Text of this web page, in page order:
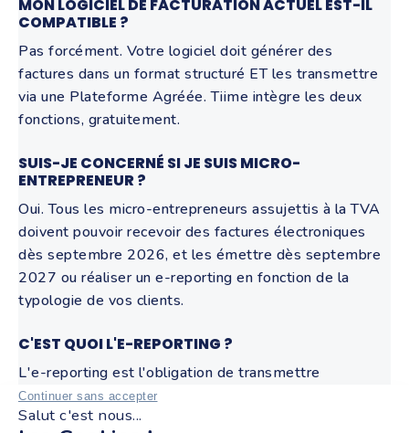
Continuer sans accepter
Salut c'est nous...
MON LOGICIEL DE FACTURATION ACTUEL EST-IL
COMPATIBLE ?
Pas forcément. Votre logiciel doit générer des
factures dans un format structuré ET les transmettre
via une Plateforme Agréée. Tiime intègre les deux
fonctions, gratuitement.
SUIS-JE CONCERNÉ SI JE SUIS MICRO-
ENTREPRENEUR ?
Oui. Tous les micro-entrepreneurs assujettis à la TVA
doivent pouvoir recevoir des factures électroniques
dès septembre 2026, et les émettre dès septembre
2027 ou réaliser un e-reporting en fonction de la
typologie de vos clients.
C'EST QUOI L'E-REPORTING ?
L'e-reporting est l'obligation de transmettre
automatiquement à l'administration fiscale les
données de vos transactions B2C et internationales. Il